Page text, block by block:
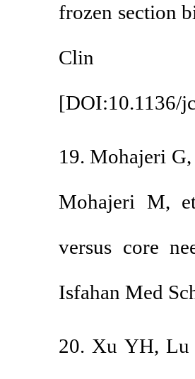
frozen section
Clin
[DOI:10.1136/
19. Mohajeri
Mohajeri M,
versus core
Isfahan Med
20. Xu YH, Lu